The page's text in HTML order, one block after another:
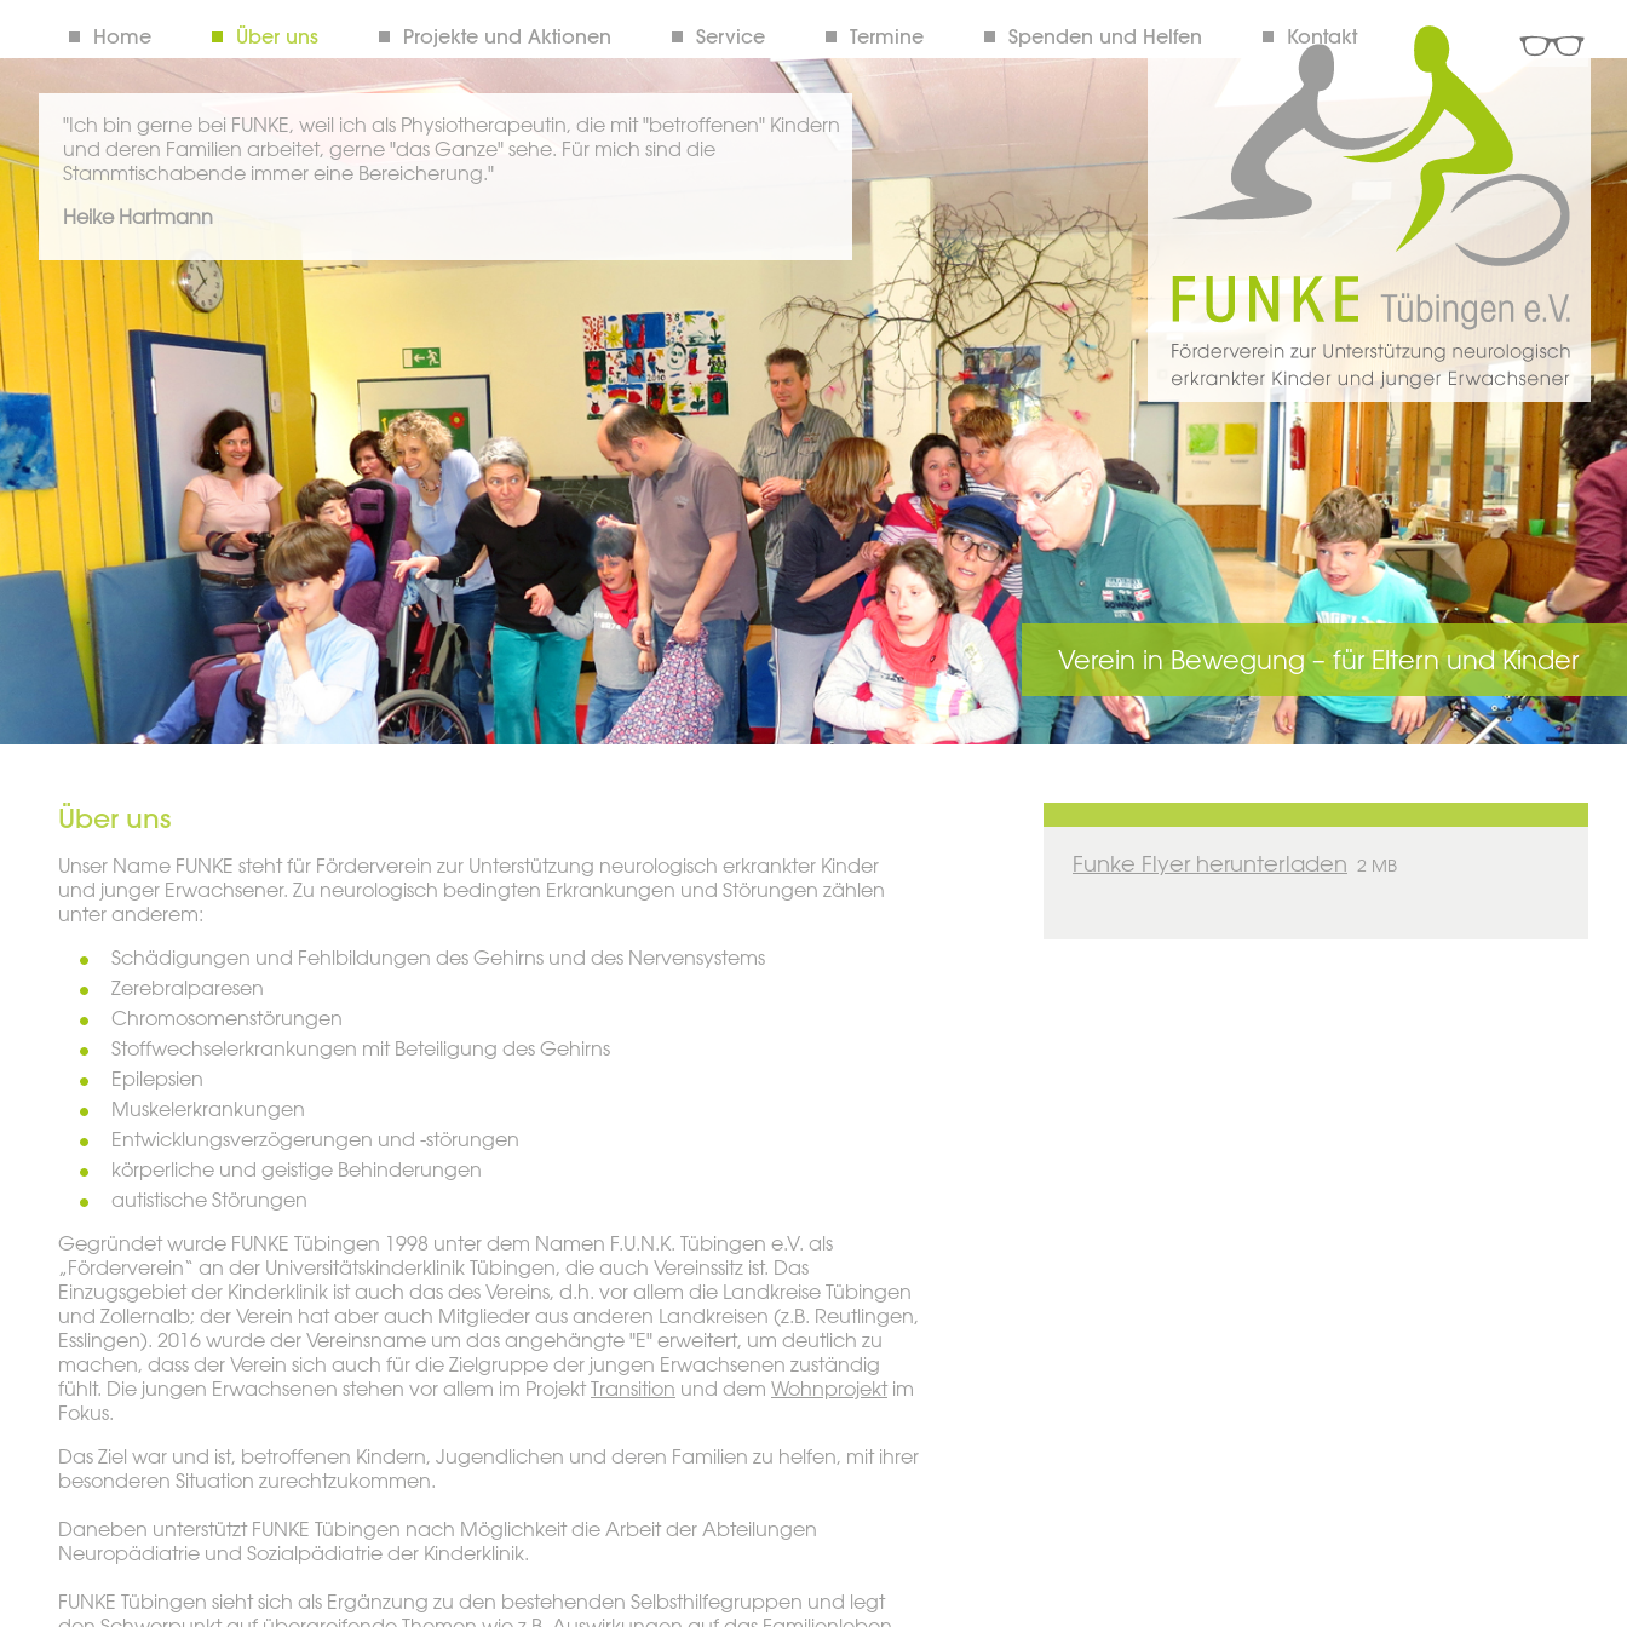
Home Über uns Projekte und Aktionen Service Termine Spenden und Helfen Kontakt
"Ich bin gerne bei FUNKE, weil ich als Physiotherapeutin, die mit "betroffenen" Kindern
und deren Familien arbeitet, gerne "das Ganze" sehe. Für mich sind die
Stammtischabende immer eine Bereicherung."
Heike Hartmann
Verein in Bewegung – für Eltern und Kinder
Funke Flyer herunterladen 2 MB
Über uns
Unser Name FUNKE steht für Förderverein zur Unterstützung neurologisch erkrankter Kinder
und junger Erwachsener. Zu neurologisch bedingten Erkrankungen und Störungen zählen
unter anderem:
Schädigungen und Fehlbildungen des Gehirns und des Nervensystems
Zerebralparesen
Chromosomenstörungen
Stoffwechselerkrankungen mit Beteiligung des Gehirns
Epilepsien
Muskelerkrankungen
Entwicklungsverzögerungen und -störungen
körperliche und geistige Behinderungen
autistische Störungen
Gegründet wurde FUNKE Tübingen 1998 unter dem Namen F.U.N.K. Tübingen e.V. als
„Förderverein“ an der Universitätskinderklinik Tübingen, die auch Vereinssitz ist. Das
Einzugsgebiet der Kinderklinik ist auch das des Vereins, d.h. vor allem die Landkreise Tübingen
und Zollernalb; der Verein hat aber auch Mitglieder aus anderen Landkreisen (z.B. Reutlingen,
Esslingen). 2016 wurde der Vereinsname um das angehängte "E" erweitert, um deutlich zu
machen, dass der Verein sich auch für die Zielgruppe der jungen Erwachsenen zuständig
fühlt. Die jungen Erwachsenen stehen vor allem im ProjektTransition und dem Wohnprojektim
Fokus.
Das Ziel war und ist, betroffenen Kindern, Jugendlichen und deren Familien zu helfen, mit ihrer
besonderen Situation zurechtzukommen.
Daneben unterstützt FUNKE Tübingen nach Möglichkeit die Arbeit der Abteilungen
Neuropädiatrie und Sozialpädiatrie der Kinderklinik.
FUNKE Tübingen sieht sich als Ergänzung zu den bestehenden Selbsthilfegruppen und legt